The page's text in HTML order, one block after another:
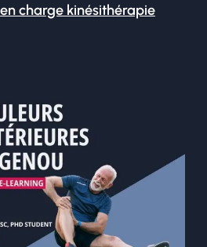
charge kinésithérapie